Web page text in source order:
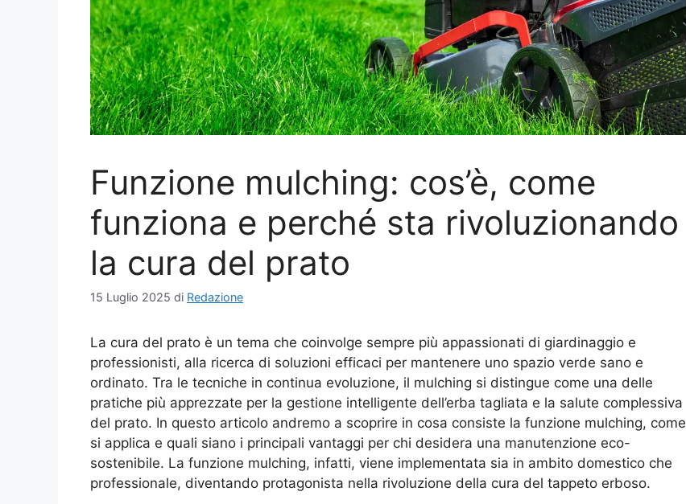
Funzione mulching: cos’è, come
funziona e perché sta rivoluzionando
la cura del prato
15 Luglio 2025 di Redazione
La cura del prato è un tema che coinvolge sempre più appassionati di giardinaggio e
professionisti, alla ricerca di soluzioni efficaci per mantenere uno spazio verde sano e
ordinato. Tra le tecniche in continua evoluzione, il mulching si distingue come una delle
pratiche più apprezzate per la gestione intelligente dell’erba tagliata e la salute complessiva
del prato. In questo articolo andremo a scoprire in cosa consiste la funzione mulching, come
si applica e quali siano i principali vantaggi per chi desidera una manutenzione eco-
sostenibile. La funzione mulching, infatti, viene implementata sia in ambito domestico che
professionale, diventando protagonista nella rivoluzione della cura del tappeto erboso.